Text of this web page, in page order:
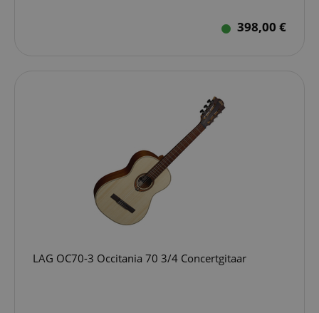
398,00 €
LAG OC70-3 Occitania 70 3/4 Concertgitaar